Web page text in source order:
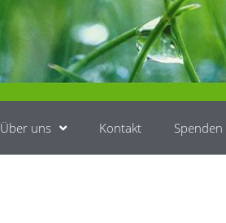
Über uns Kontakt Spenden